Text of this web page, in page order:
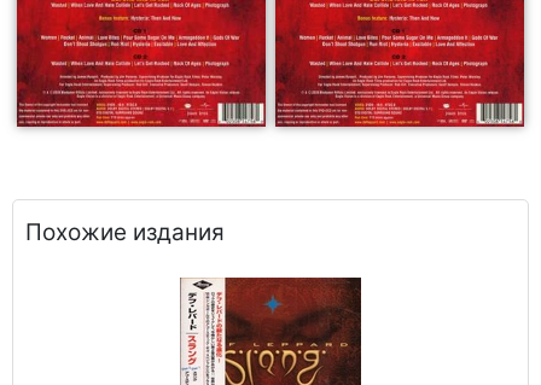
Похожие издания